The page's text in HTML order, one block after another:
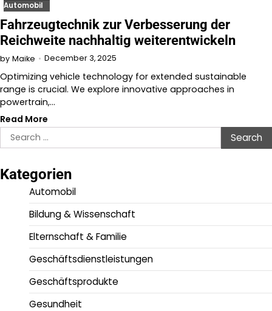
Automobil
Fahrzeugtechnik zur Verbesserung der
Reichweite nachhaltig weiterentwickeln
by Maike December 3, 2025
Optimizing vehicle technology for extended sustainable
range is crucial. We explore innovative approaches in
powertrain,…
Read More
Search
for:
Kategorien
Automobil
Bildung & Wissenschaft
Elternschaft & Familie
Geschäftsdienstleistungen
Geschäftsprodukte
Gesundheit